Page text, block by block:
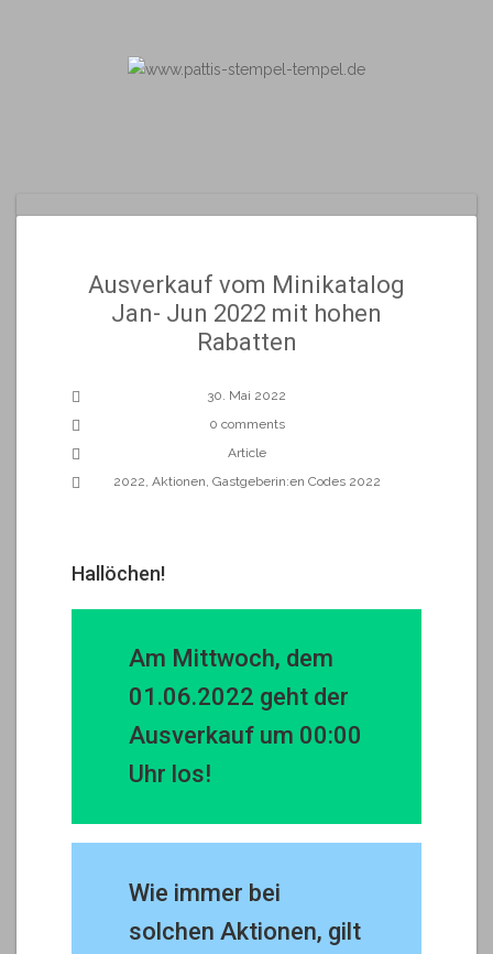
Ausverkauf vom Minikatalog
Jan- Jun 2022 mit hohen
Rabatten
30. Mai 2022
0 comments
Article
2022, Aktionen, Gastgeberin:en Codes 2022
Hallöchen!
Am Mittwoch, dem
01.06.2022 geht der
Ausverkauf um 00:00
Uhr los!
Wie immer bei
solchen Aktionen, gilt